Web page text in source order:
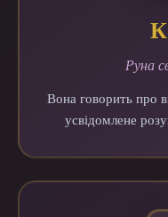
Руна
Вона говорить про
усвідомлене